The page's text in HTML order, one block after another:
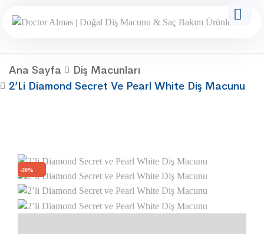
Ana Sayfa
Diş Macunları
2’li Diamond Secret Ve Pearl White Diş Macunu
-20%